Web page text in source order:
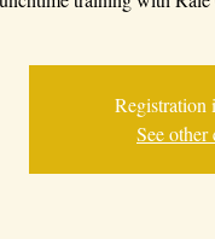
Registration
See other